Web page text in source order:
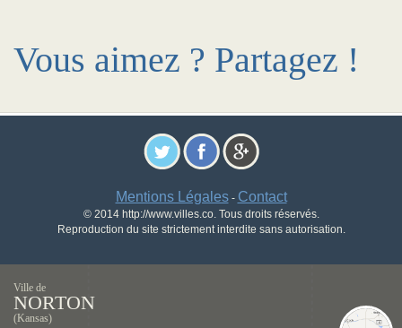
Vous aimez ? Partagez !
Mentions Légales- Contact
© 2014 http://www.villes.co. Tous droits réservés.
Reproduction du site strictement interdite sans autorisation.
Ville de
NORTON
(Kansas)